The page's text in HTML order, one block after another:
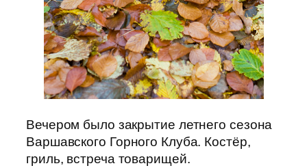
Вечером было закрытие летнего сезона
Варшавского Горного Клуба. Костёр,
гриль, встреча товарищей.